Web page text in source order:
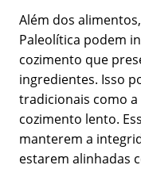
Além dos
Paleolítica podem
cozimento que
ingredientes. Isso
tradicionais como
cozimento lento.
manterem a
estarem alinhadas